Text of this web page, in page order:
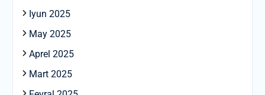
Iyun 2025
May 2025
Aprel 2025
Mart 2025